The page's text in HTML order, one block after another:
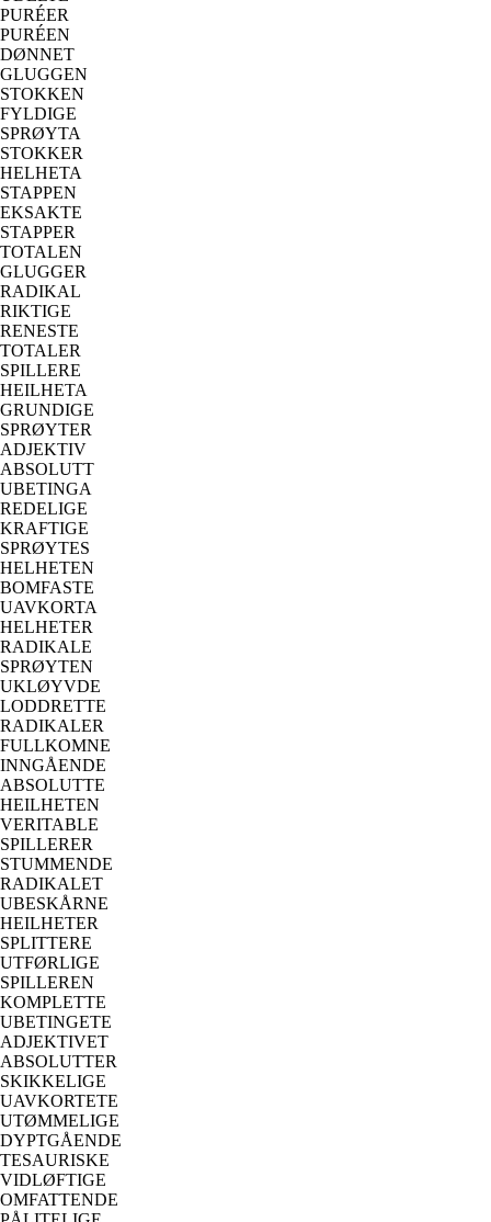
PURÉER
PURÉEN
DØNNET
GLUGGEN
STOKKEN
FYLDIGE
SPRØYTA
STOKKER
HELHETA
STAPPEN
EKSAKTE
STAPPER
TOTALEN
GLUGGER
RADIKAL
RIKTIGE
RENESTE
TOTALER
SPILLERE
HEILHETA
GRUNDIGE
SPRØYTER
ADJEKTIV
ABSOLUTT
UBETINGA
REDELIGE
KRAFTIGE
SPRØYTES
HELHETEN
BOMFASTE
UAVKORTA
HELHETER
RADIKALE
SPRØYTEN
UKLØYVDE
LODDRETTE
RADIKALER
FULLKOMNE
INNGÅENDE
ABSOLUTTE
HEILHETEN
VERITABLE
SPILLERER
STUMMENDE
RADIKALET
UBESKÅRNE
HEILHETER
SPLITTERE
UTFØRLIGE
SPILLEREN
KOMPLETTE
UBETINGETE
ADJEKTIVET
ABSOLUTTER
SKIKKELIGE
UAVKORTETE
UTØMMELIGE
DYPTGÅENDE
TESAURISKE
VIDLØFTIGE
OMFATTENDE